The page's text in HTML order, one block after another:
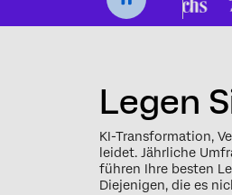
Legen
KI-Transformation,
leidet. Jährliche
führen Ihre besten
Diejenigen, die es